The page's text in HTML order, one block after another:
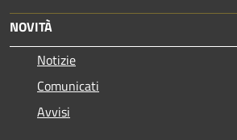
NOVITÀ
Notizie
Comunicati
Avvisi